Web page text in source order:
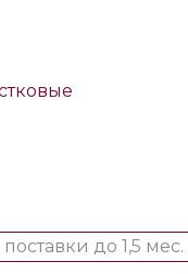
до 1,5 мес.